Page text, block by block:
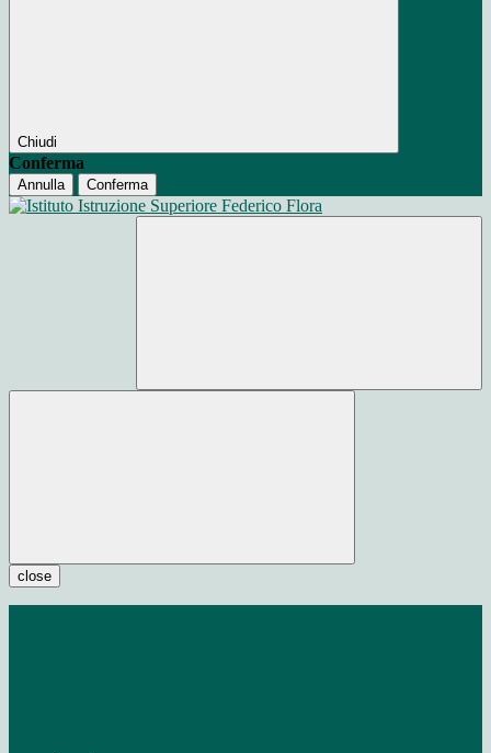
Chiudi
Conferma
Annulla Conferma
close